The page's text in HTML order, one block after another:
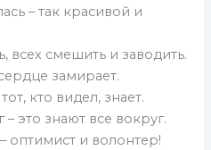
– так красивой и
всех смешить и заводить.
замирает.
кто видел, знает.
это знают все вокруг.
оптимист и волонтер!